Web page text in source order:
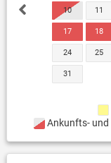
10 11
17 18
24 25
31
Ankunfts- und